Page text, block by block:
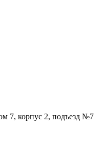
7, корпус 2, подъезд №7